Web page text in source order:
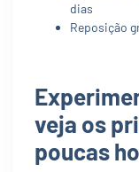
dias
Reposição
veja os
poucas